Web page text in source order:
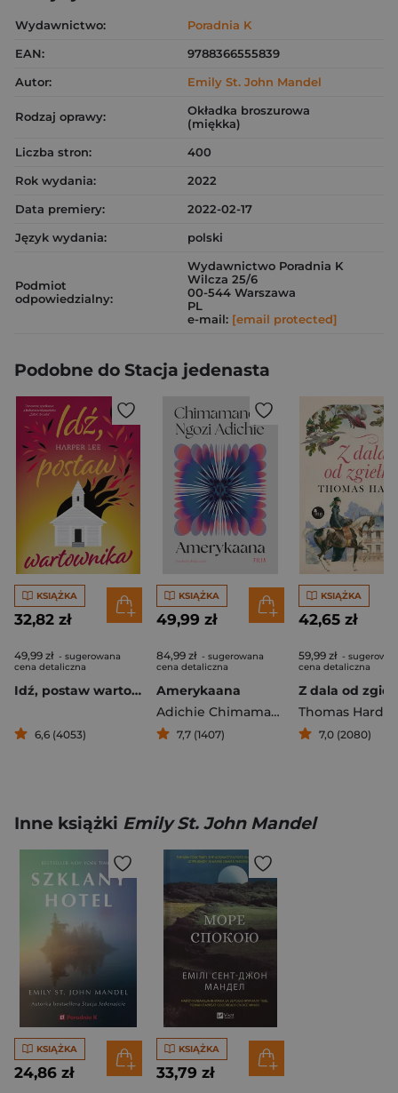
Wydawnictwo:
Poradnia K
EAN:
9788366555839
Autor:
Emily St. John Mandel
Rodzaj oprawy:
Okładka broszurowa
(miękka)
Liczba stron:
400
Rok wydania:
2022
Data premiery:
2022-02-17
Język wydania:
polski
Podmiot
odpowiedzialny:
Wydawnictwo Poradnia K
Wilcza 25/6
00-544 Warszawa
PL
e-mail: [email protected]
Podobne do Stacja jedenasta
KSIĄŻKA
32,82 zł
49,99 zł - sugerowana
cena detaliczna
Idź, postaw wartownika
6,6 (4053)
KSIĄŻKA
49,99 zł
84,99 zł - sugerowana
cena detaliczna
Amerykaana
Adichie Chimamanda Ngozi
7,7 (1407)
KSIĄŻKA
42,65 zł
59,99 zł -
cena detaliczna
Z dala od
Thomas Hardy
7,0 (2080)
Inne książki Emily St. John Mandel
KSIĄŻKA
24,86 zł
KSIĄŻKA
33,79 zł